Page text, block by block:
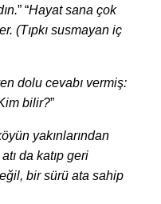
” “Hayat sana çok
(Tıpkı susmayan iç
dolu cevabı vermiş:
bilir?”
yakınlarından
da katıp geri
bir sürü ata sahip